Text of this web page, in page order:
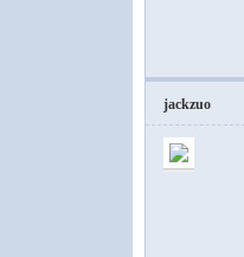
jackzuo